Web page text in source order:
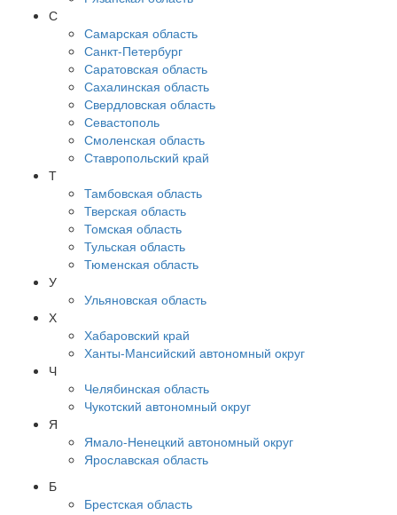
С
Самарская область
Санкт-Петербург
Саратовская область
Сахалинская область
Свердловская область
Севастополь
Смоленская область
Ставропольский край
Т
Тамбовская область
Тверская область
Томская область
Тульская область
Тюменская область
У
Ульяновская область
Х
Хабаровский край
Ханты-Мансийский автономный округ
Ч
Челябинская область
Чукотский автономный округ
Я
Ямало-Ненецкий автономный округ
Ярославская область
Б
Брестская область